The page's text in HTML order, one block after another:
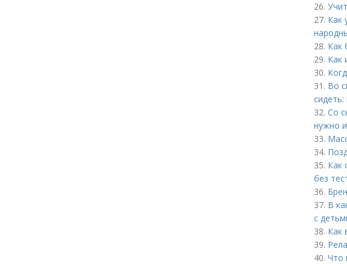
26.
27. Как
28. Как
29. Как
30.
31. Во
32. Со
нужно
33.
34.
35. Как
без
36.
37. В
с
38. Как
39.
40. Что